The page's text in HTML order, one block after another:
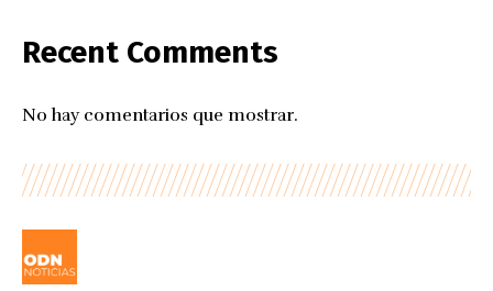
Recent Comments
No hay comentarios que mostrar.